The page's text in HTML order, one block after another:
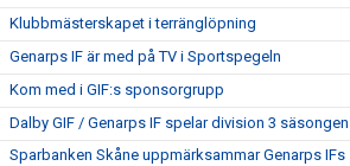
Klubbmästerskapet i terränglöpning
Genarps IF är med på TV i Sportspegeln
Kom med i GIF:s sponsorgrupp
Dalby GIF / Genarps IF spelar division 3
Sparbanken Skåne uppmärksammar Genarps IFs